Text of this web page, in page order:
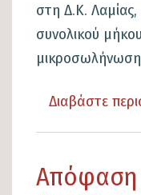
στη Δ.Κ. Λαμίας,
συνολικού
Διαβάστε
Απόφαση